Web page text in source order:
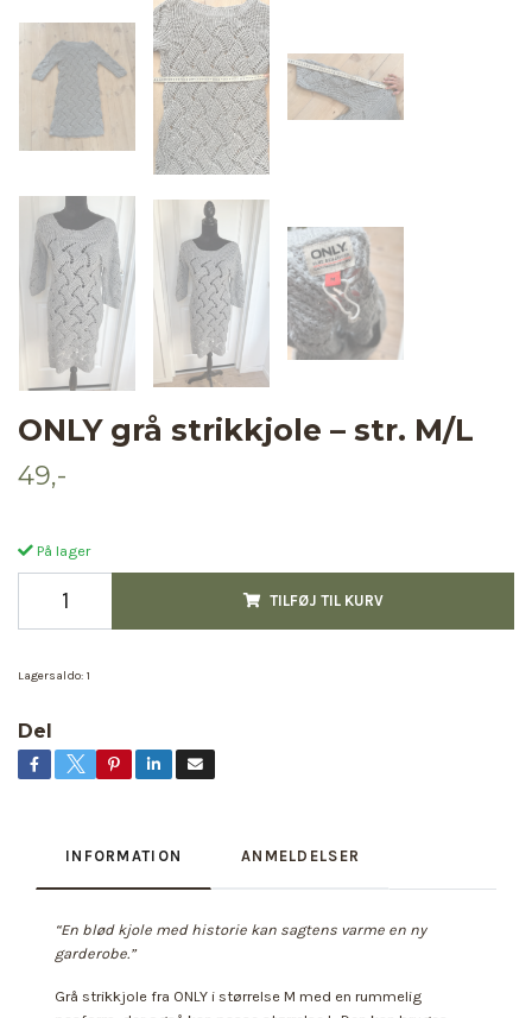
ONLY grå strikkjole – str. M/L
49,-
På lager
TILFØJ TIL KURV
Lagersaldo: 1
Del
INFORMATION ANMELDELSER
“En blød kjole med historie kan sagtens varme en ny
garderobe.”
Grå strikkjole fra ONLY i størrelse M med en rummelig